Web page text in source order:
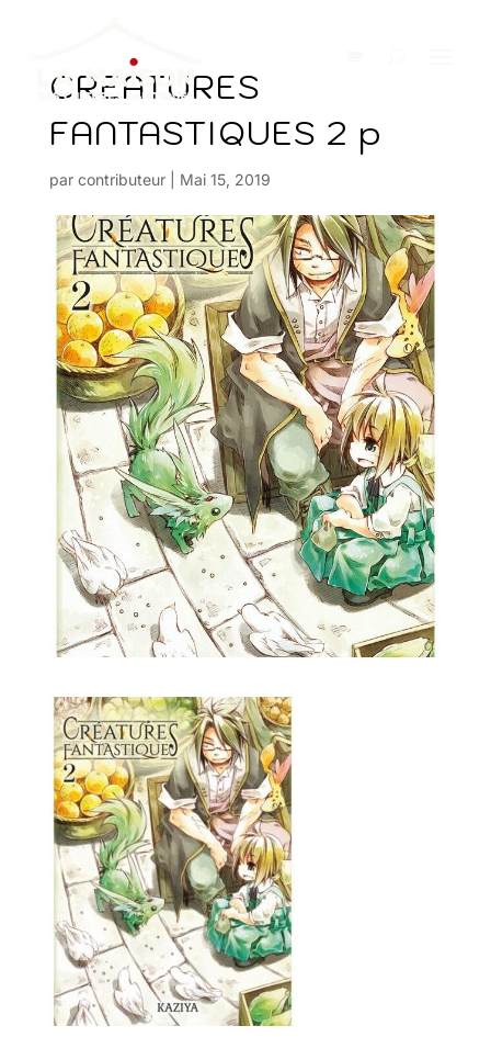
CREATURES
FANTASTIQUES 2 p
par contributeur| Mai 15, 2019